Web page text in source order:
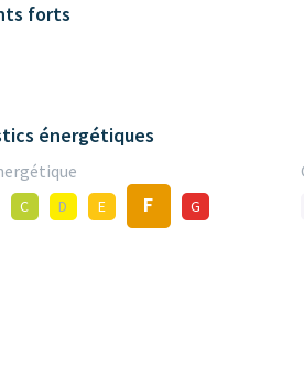
forts
énergétiques
C D E F G